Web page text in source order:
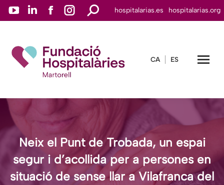
YouTube
in
Linkedin
in
new
Facebook
in
new
Instagram
in
Search: hospitalarias.es hospitalarias.org
CA ES
Neix el Punt de Trobada, un espai
segur i d’acollida per a persones en
situació de sense llar a Vilafranca del